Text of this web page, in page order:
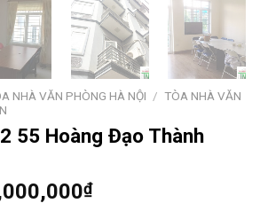
NHÀ VĂN PHÒNG HÀ NỘI / TÒA NHÀ VĂN
55 Hoàng Đạo Thành
₫